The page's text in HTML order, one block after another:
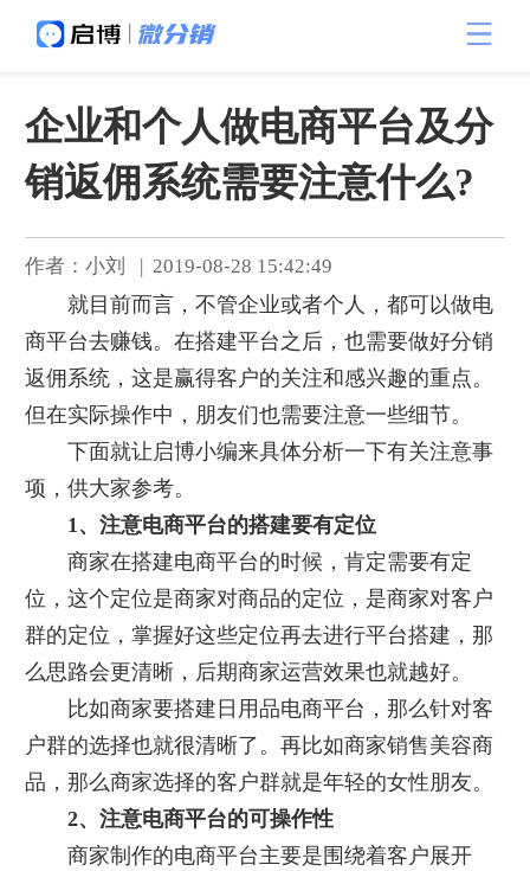
企业和个人做电商平台及分
销返佣系统需要注意什么?
作者：小刘 | 2019-08-28 15:42:49
就目前而言，不管企业或者个人，都可以做电
商平台去赚钱。在搭建平台之后，也需要做好分销
返佣系统，这是赢得客户的关注和感兴趣的重点。
但在实际操作中，朋友们也需要注意一些细节。
下面就让启博小编来具体分析一下有关注意事
项，供大家参考。
1、注意电商平台的搭建要有定位
商家在搭建电商平台的时候，肯定需要有定
位，这个定位是商家对商品的定位，是商家对客户
群的定位，掌握好这些定位再去进行平台搭建，那
么思路会更清晰，后期商家运营效果也就越好。
比如商家要搭建日用品电商平台，那么针对客
户群的选择也就很清晰了。再比如商家销售美容商
品，那么商家选择的客户群就是年轻的女性朋友。
2、注意电商平台的可操作性
商家制作的电商平台主要是围绕着客户展开